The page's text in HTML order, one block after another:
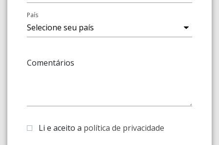
País
Comentários
Li e aceito a política de privacidade